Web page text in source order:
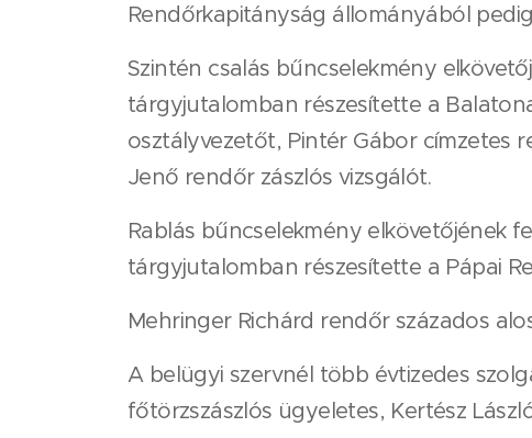
Rendőrkapitányság állományából
Szintén csalás bűncselekmény
tárgyjutalomban részesítette a
osztályvezetőt, Pintér Gábor címzetes
Jenő rendőr zászlós vizsgálót.
Rablás bűncselekmény elkövetőjének
tárgyjutalomban részesítette a Pápai
Mehringer Richárd rendőr százados
A belügyi szervnél több évtizedes
főtörzszászlós ügyeletes, Kertész